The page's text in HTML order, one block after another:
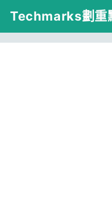
跳
主
Techmarks劃重